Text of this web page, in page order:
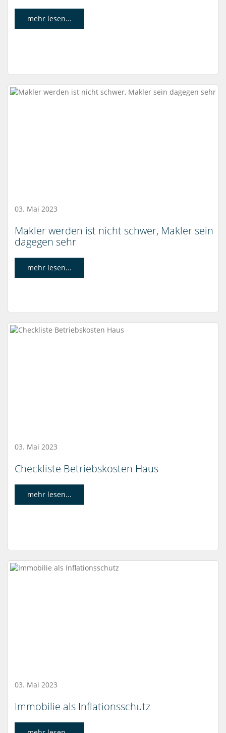
mehr lesen...
03. Mai 2023
Makler werden ist nicht schwer, Makler sein
dagegen sehr
mehr lesen...
03. Mai 2023
Checkliste Betriebskosten Haus
mehr lesen...
03. Mai 2023
Immobilie als Inflationsschutz